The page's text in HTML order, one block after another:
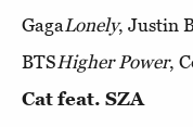
GagaLonely, Justin
BTSHigher Power,
Cat feat. SZA